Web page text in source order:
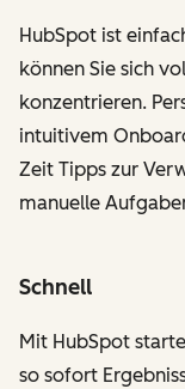
HubSpot ist
können Sie sich
konzentrieren.
intuitivem
Zeit Tipps zur
manuelle
Schnell
Mit HubSpot
so sofort